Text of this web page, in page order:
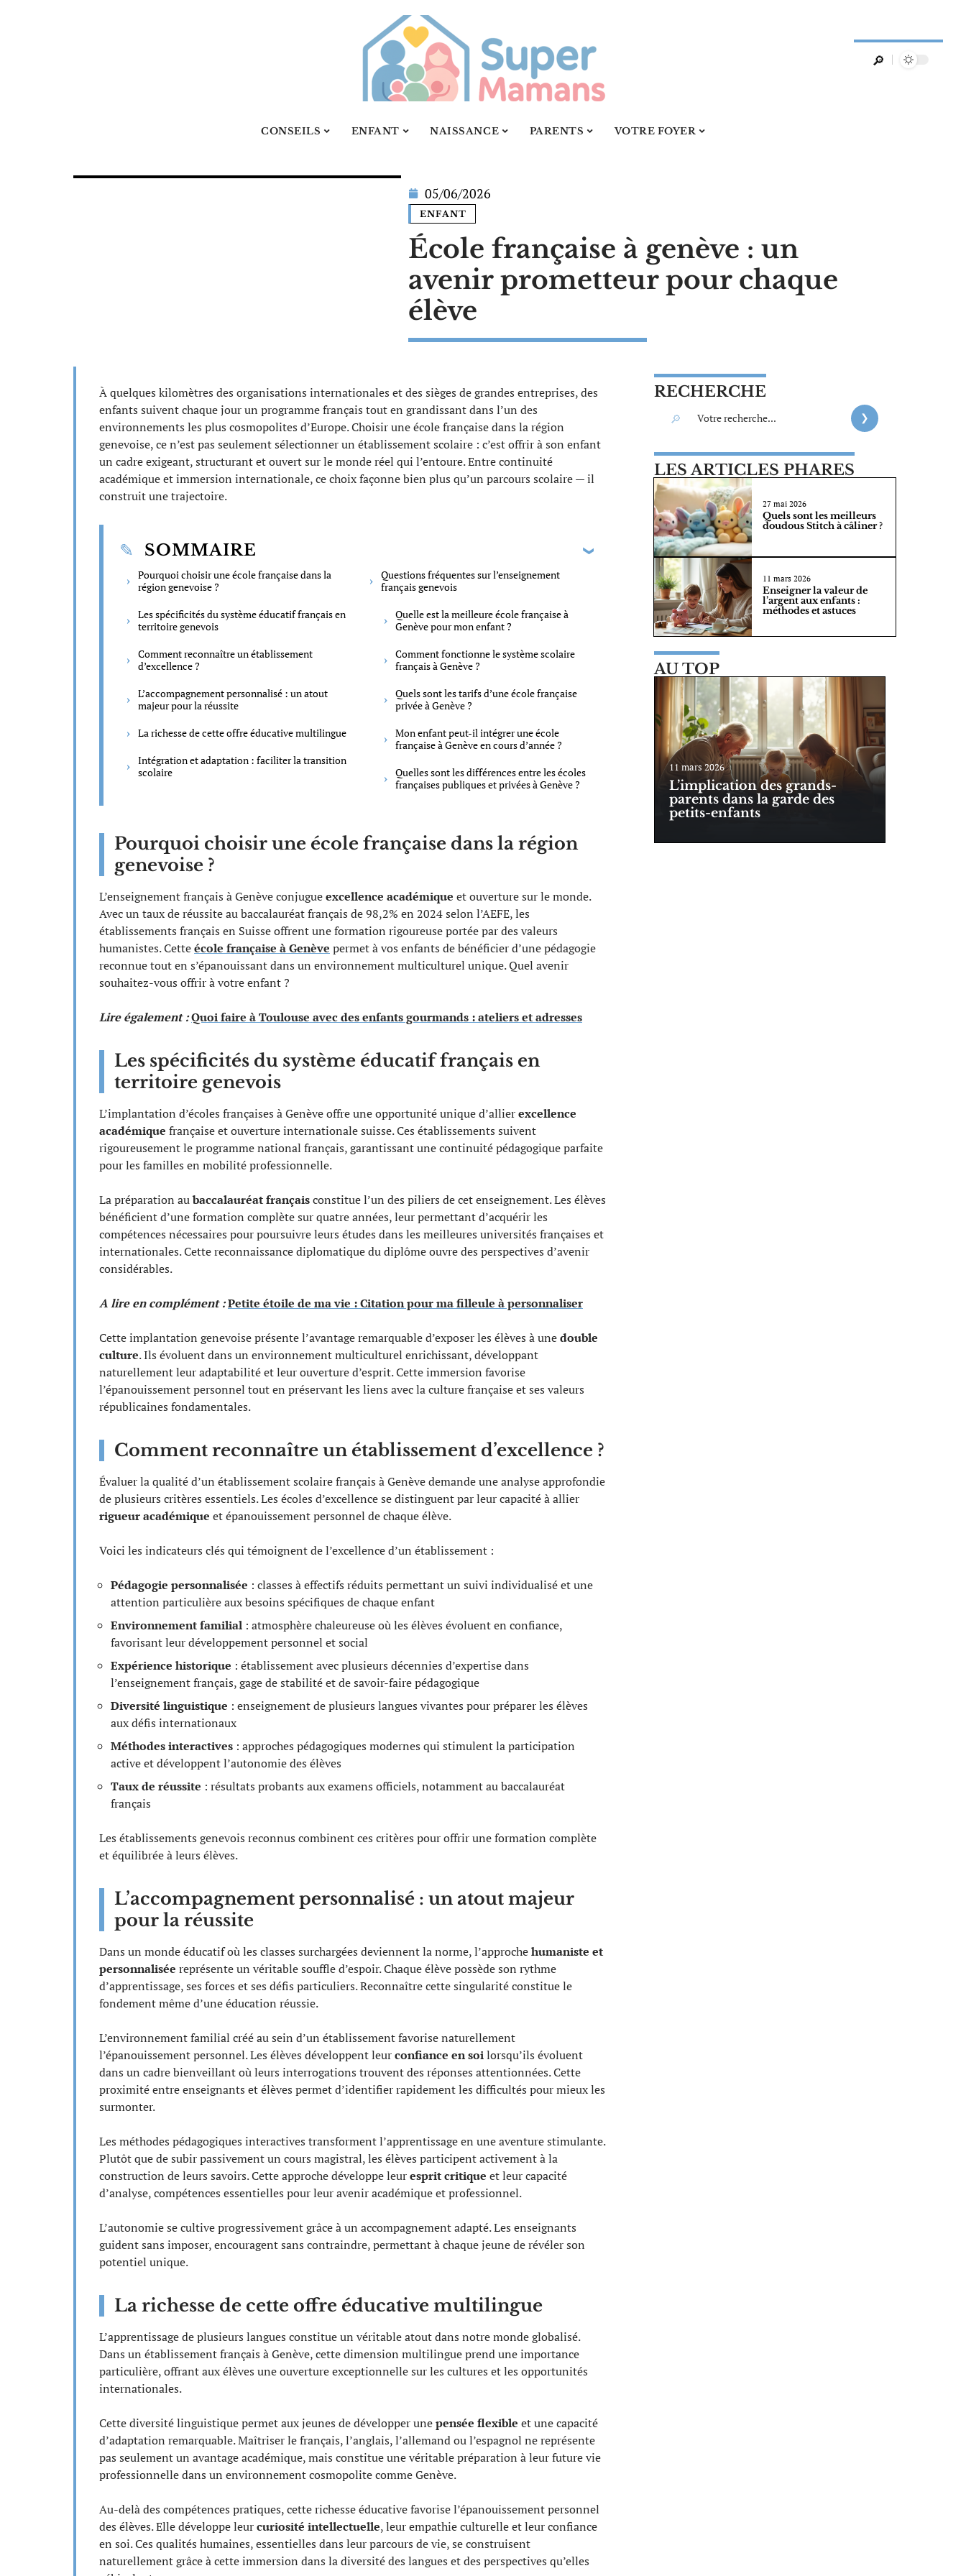
CONSEILS ENFANT NAISSANCE PARENTS VOTRE FOYER
05/06/2026
ENFANT
École française à genève : un
avenir prometteur pour chaque
élève
À quelques kilomètres des organisations internationales et des sièges de grandes entreprises, des
enfants suivent chaque jour un programme français tout en grandissant dans l’un des
environnements les plus cosmopolites d’Europe. Choisir une école française dans la région
genevoise, ce n’est pas seulement sélectionner un établissement scolaire : c’est offrir à son enfant
un cadre exigeant, structurant et ouvert sur le monde réel qui l’entoure. Entre continuité
académique et immersion internationale, ce choix façonne bien plus qu’un parcours scolaire — il
construit une trajectoire.
SOMMAIRE
Pourquoi choisir une école française dans la
région genevoise ?
Les spécificités du système éducatif français en
territoire genevois
Comment reconnaître un établissement
d’excellence ?
L’accompagnement personnalisé : un atout
majeur pour la réussite
La richesse de cette offre éducative multilingue
Intégration et adaptation : faciliter la transition
scolaire
Questions fréquentes sur l’enseignement
français genevois
Quelle est la meilleure école française à
Genève pour mon enfant ?
Comment fonctionne le système scolaire
français à Genève ?
Quels sont les tarifs d’une école française
privée à Genève ?
Mon enfant peut-il intégrer une école
française à Genève en cours d’année ?
Quelles sont les différences entre les écoles
françaises publiques et privées à Genève ?
Pourquoi choisir une école française dans la région
genevoise ?
L’enseignement français à Genève conjugueexcellence académique et ouverture sur le monde.
Avec un taux de réussite au baccalauréat français de 98,2% en 2024 selon l’AEFE, les
établissements français en Suisse offrent une formation rigoureuse portée par des valeurs
humanistes. Cetteécole française à Genève permet à vos enfants de bénéficier d’une pédagogie
reconnue tout en s’épanouissant dans un environnement multiculturel unique. Quel avenir
souhaitez-vous offrir à votre enfant ?
Lire également :Quoi faire à Toulouse avec des enfants gourmands : ateliers et adresses
Les spécificités du système éducatif français en
territoire genevois
L’implantation d’écoles françaises à Genève offre une opportunité unique d’allierexcellence
académique française et ouverture internationale suisse. Ces établissements suivent
rigoureusement le programme national français, garantissant une continuité pédagogique parfaite
pour les familles en mobilité professionnelle.
La préparation aubaccalauréat françaisconstitue l’un des piliers de cet enseignement. Les élèves
bénéficient d’une formation complète sur quatre années, leur permettant d’acquérir les
compétences nécessaires pour poursuivre leurs études dans les meilleures universités françaises et
internationales. Cette reconnaissance diplomatique du diplôme ouvre des perspectives d’avenir
considérables.
A lire en complément :Petite étoile de ma vie : Citation pour ma filleule à personnaliser
Cette implantation genevoise présente l’avantage remarquable d’exposer les élèves à unedouble
culture. Ils évoluent dans un environnement multiculturel enrichissant, développant
naturellement leur adaptabilité et leur ouverture d’esprit. Cette immersion favorise
l’épanouissement personnel tout en préservant les liens avec la culture française et ses valeurs
républicaines fondamentales.
Comment reconnaître un établissement d’excellence ?
Évaluer la qualité d’un établissement scolaire français à Genève demande une analyse approfondie
de plusieurs critères essentiels. Les écoles d’excellence se distinguent par leur capacité à allier
rigueur académique et épanouissement personnel de chaque élève.
Voici les indicateurs clés qui témoignent de l’excellence d’un établissement :
Pédagogie personnalisée : classes à effectifs réduits permettant un suivi individualisé et une
attention particulière aux besoins spécifiques de chaque enfant
Environnement familial : atmosphère chaleureuse où les élèves évoluent en confiance,
favorisant leur développement personnel et social
Expérience historique : établissement avec plusieurs décennies d’expertise dans
l’enseignement français, gage de stabilité et de savoir-faire pédagogique
Diversité linguistique : enseignement de plusieurs langues vivantes pour préparer les élèves
aux défis internationaux
Méthodes interactives : approches pédagogiques modernes qui stimulent la participation
active et développent l’autonomie des élèves
Taux de réussite : résultats probants aux examens officiels, notamment au baccalauréat
français
Les établissements genevois reconnus combinent ces critères pour offrir une formation complète
et équilibrée à leurs élèves.
L’accompagnement personnalisé : un atout majeur
pour la réussite
Dans un monde éducatif où les classes surchargées deviennent la norme, l’approchehumaniste et
personnalisée représente un véritable souffle d’espoir. Chaque élève possède son rythme
d’apprentissage, ses forces et ses défis particuliers. Reconnaître cette singularité constitue le
fondement même d’une éducation réussie.
L’environnement familial créé au sein d’un établissement favorise naturellement
l’épanouissement personnel. Les élèves développent leurconfiance en soilorsqu’ils évoluent
dans un cadre bienveillant où leurs interrogations trouvent des réponses attentionnées. Cette
proximité entre enseignants et élèves permet d’identifier rapidement les difficultés pour mieux les
surmonter.
Les méthodes pédagogiques interactives transforment l’apprentissage en une aventure stimulante.
Plutôt que de subir passivement un cours magistral, les élèves participent activement à la
construction de leurs savoirs. Cette approche développe leuresprit critique et leur capacité
d’analyse, compétences essentielles pour leur avenir académique et professionnel.
L’autonomie se cultive progressivement grâce à un accompagnement adapté. Les enseignants
guident sans imposer, encouragent sans contraindre, permettant à chaque jeune de révéler son
potentiel unique.
La richesse de cette offre éducative multilingue
L’apprentissage de plusieurs langues constitue un véritable atout dans notre monde globalisé.
Dans un établissement français à Genève, cette dimension multilingue prend une importance
particulière, offrant aux élèves une ouverture exceptionnelle sur les cultures et les opportunités
internationales.
Cette diversité linguistique permet aux jeunes de développer unepensée flexible et une capacité
d’adaptation remarquable. Maîtriser le français, l’anglais, l’allemand ou l’espagnol ne représente
pas seulement un avantage académique, mais constitue une véritable préparation à leur future vie
professionnelle dans un environnement cosmopolite comme Genève.
Au-delà des compétences pratiques, cette richesse éducative favorise l’épanouissement personnel
des élèves. Elle développe leurcuriosité intellectuelle, leur empathie culturelle et leur confiance
en soi. Ces qualités humaines, essentielles dans leur parcours de vie, se construisent
naturellement grâce à cette immersion dans la diversité des langues et des perspectives qu’elles
RECHERCHE
LES ARTICLES PHARES
27 mai 2026
Quels sont les meilleurs
doudous Stitch à câliner ?
11 mars 2026
Enseigner la valeur de
l’argent aux enfants :
méthodes et astuces
AU TOP
11 mars 2026
L’implication des grands-
parents dans la garde des
petits-enfants